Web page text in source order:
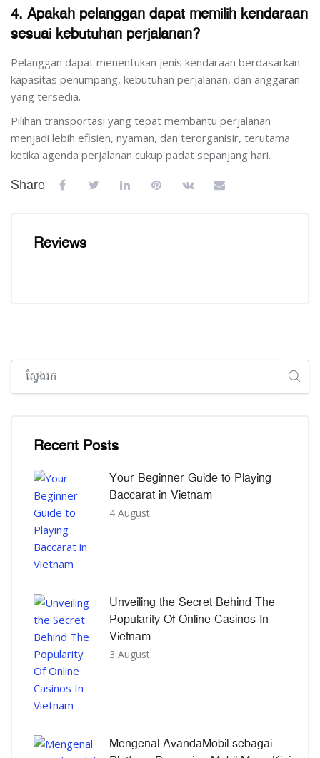
4. Apakah pelanggan dapat memilih kendaraan
sesuai kebutuhan perjalanan?
Pelanggan dapat menentukan jenis kendaraan berdasarkan
kapasitas penumpang, kebutuhan perjalanan, dan anggaran
yang tersedia.
Pilihan transportasi yang tepat membantu perjalanan
menjadi lebih efisien, nyaman, dan terorganisir, terutama
ketika agenda perjalanan cukup padat sepanjang hari.
Share
Reviews
រំលង [Cocoon] Global search (sidebar)
Recent Posts
Your Beginner Guide to Playing
Baccarat in Vietnam
4 August
Unveiling the Secret Behind The
Popularity Of Online Casinos In
Vietnam
3 August
Mengenal AvandaMobil sebagai